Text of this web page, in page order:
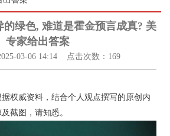
的绿色, 难道是霍金预言成真? 美
专家给出答案
03-06 14:14 点击次数：169
权威资料，结合个人观点撰写的原创内
截图，请知悉。